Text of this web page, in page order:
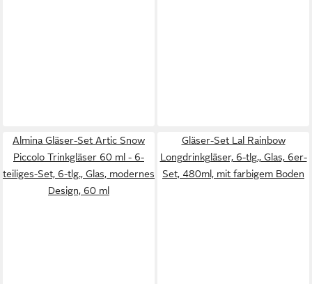
Almina Gläser-Set Artic Snow
Piccolo Trinkgläser 60 ml - 6-
teiliges-Set, 6-tlg., Glas, modernes
Design, 60 ml
Gläser-Set Lal Rainbow
Longdrinkgläser, 6-tlg., Glas, 6er-
Set, 480ml, mit farbigem Boden